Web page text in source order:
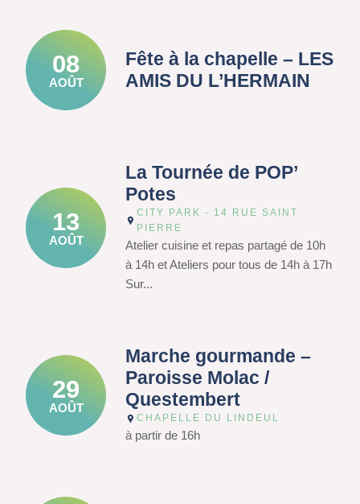
08
AOÛT
Fête à la chapelle – LES
AMIS DU L’HERMAIN
13
AOÛT
La Tournée de POP’
Potes
CITY PARK - 14 RUE SAINT
PIERRE
Atelier cuisine et repas partagé de 10h
à 14h et Ateliers pour tous de 14h à 17h
Sur...
29
AOÛT
Marche gourmande –
Paroisse Molac /
Questembert
CHAPELLE DU LINDEUL
à partir de 16h